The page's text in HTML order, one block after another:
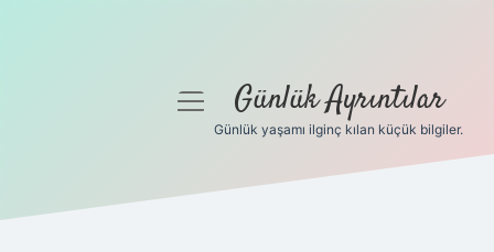
Gizlilik Politikası
menüyüGünlük Ayrıntılar
Günlük yaşamı ilginç kılan küçük bilgiler.